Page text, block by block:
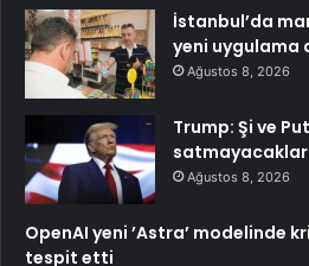
İstanbul’da
yeni uygulama
Ağustos 8, 2026
Trump: Şi ve
Ağustos 8, 2026
OpenAI yeni ’Astra’ modelinde
tespit etti